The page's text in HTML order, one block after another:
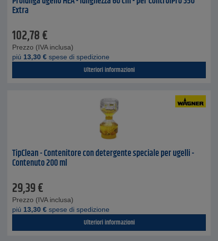
Extra
102,78€
Prezzo (IVA inclusa)
piú 13,30 € spese di spedizione
Ulteriori informazioni
TipClean - Contenitore con detergente speciale per ugelli -
Contenuto 200 ml
29,39€
Prezzo (IVA inclusa)
piú 13,30 € spese di spedizione
Ulteriori informazioni